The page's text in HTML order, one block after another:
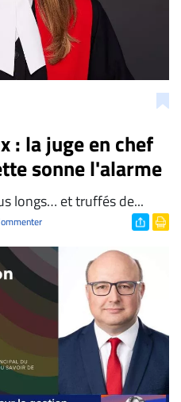
: la juge en chef
sonne l'alarme
longs… et truffés de...